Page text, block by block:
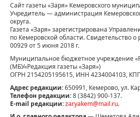
Сайт газеты «Заря» Кемеровского
Учредитель — администрация
округа.
Газета «Заря» зарегистрирована
по Кемеровской области. Свидетельство
00929 от 5 июня 2018 г.
Муниципальное бюджетное учреждение
(МБУ«Редакция газеты «Заря»)
ОГРН 2154205195615, ИНН 4234004103,
Адрес редакции:650991, Кемерово, ул.
Телефон редакции:8 (3842) 900-137.
E-mail редакции:zaryakem@mail.ru.